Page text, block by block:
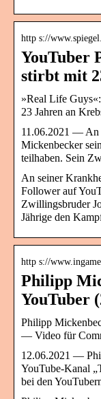
http s://
YouTuber
stirbt mit
»Real Life
23 Jahren an
11.06.2021 — An
Mickenbecker
teilhaben. Sein
An seiner
Follower auf
Zwillingsbruder
Jährige den
http s://
Philipp
YouTuber
Philipp
— Video für
12.06.2021 —
YouTube-Kanal
bei den